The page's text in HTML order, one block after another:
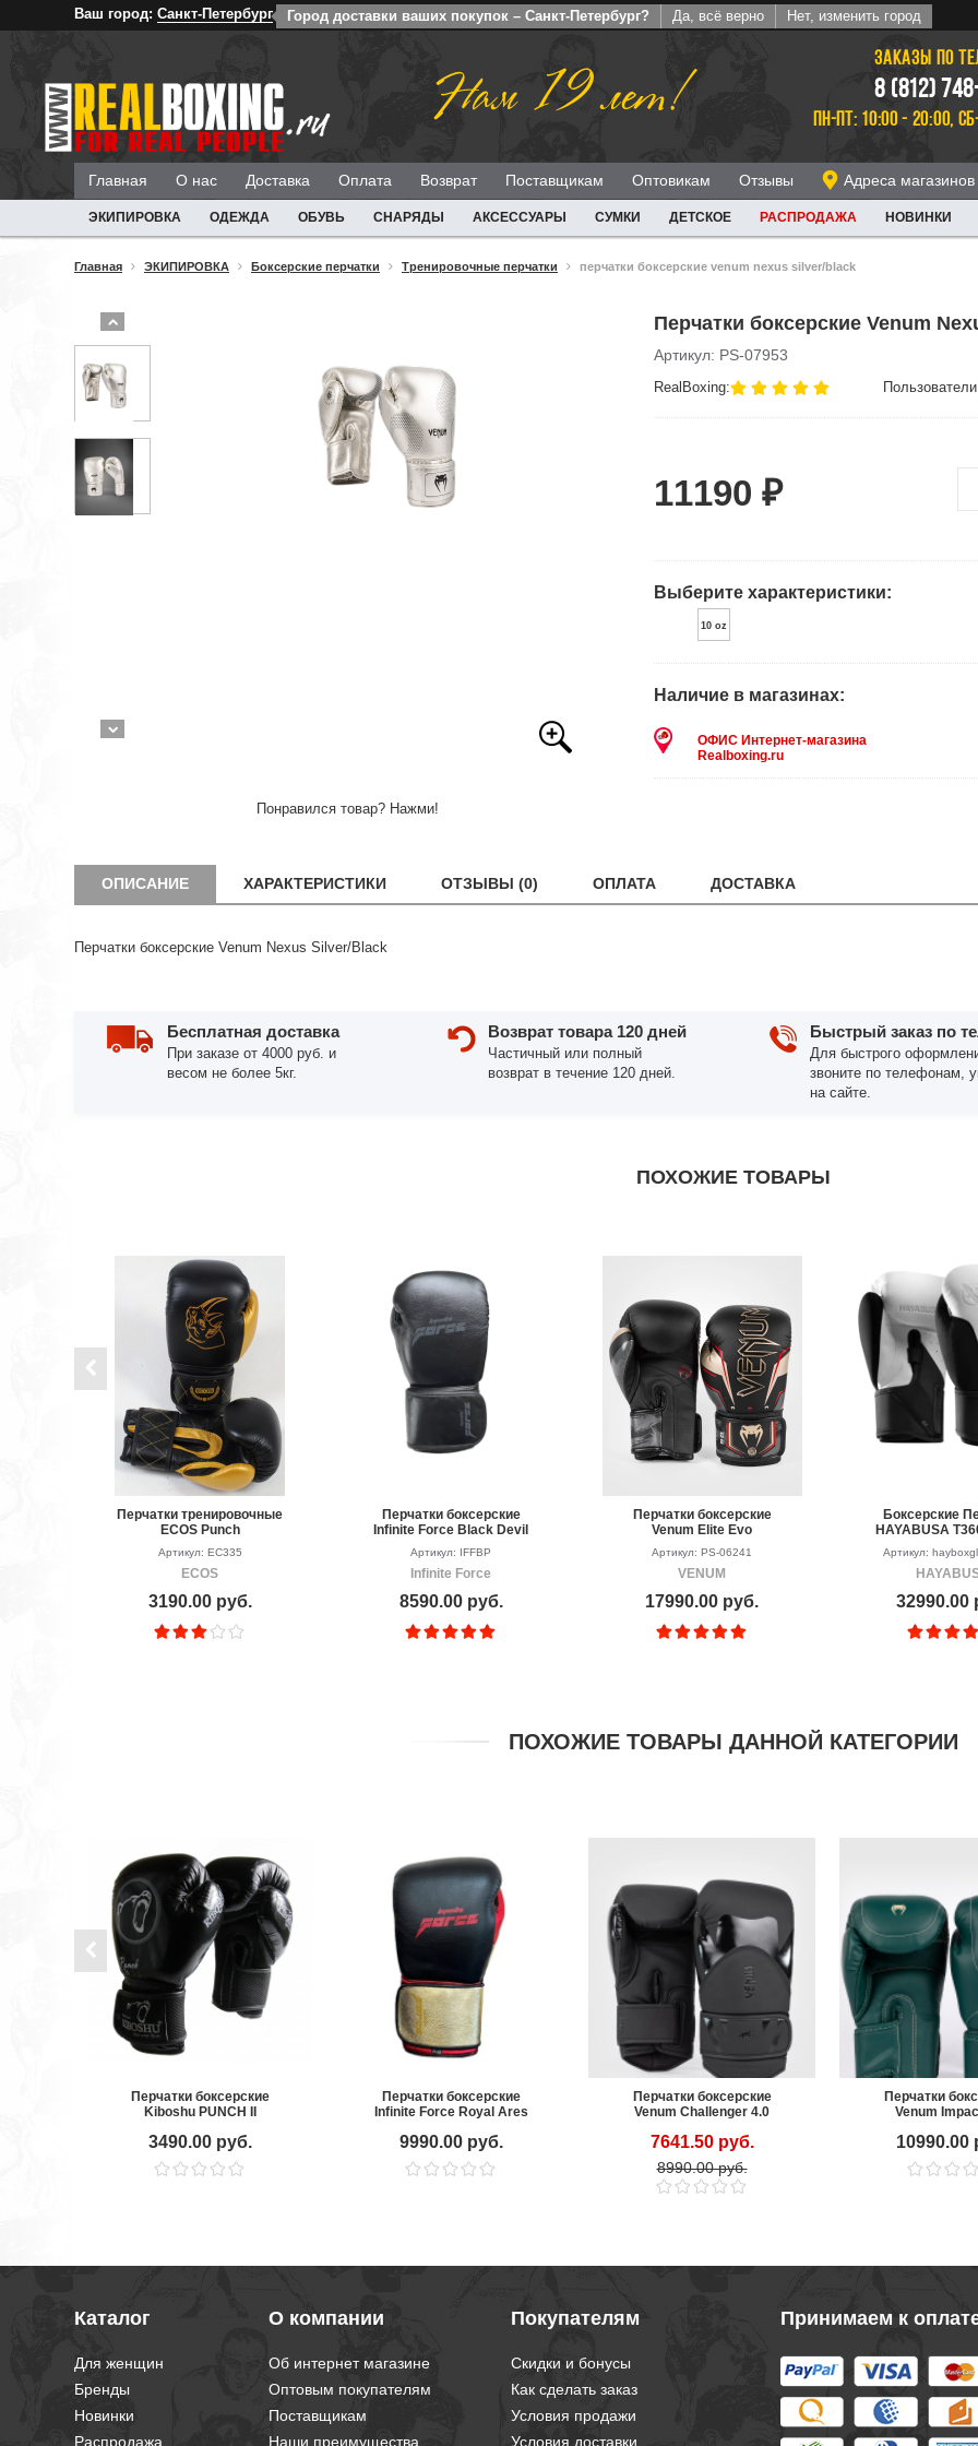
Ваш город: Санкт-Петербург Город доставки ваших покупок – Санкт-Петербург? Да, всё верно Нет, изменить город
Нам 19 лет! ЗАКАЗЫ ПО
8 (812)
ПН-ПТ: 10:00 - 20:00,
Главная О нас Доставка Оплата Возврат Поставщикам Оптовикам Отзывы Адреса магазинов
ЭКИПИРОВКА ОДЕЖДА ОБУВЬ СНАРЯДЫ АКСЕССУАРЫ СУМКИ ДЕТСКОЕ РАСПРОДАЖА НОВИНКИ
Главная ЭКИПИРОВКА Боксерские перчатки Тренировочные перчатки перчатки боксерские venum nexus silver/black
Понравился товар? Нажми!
Перчатки боксерские Venum
Артикул: PS-07953
RealBoxing:
11190 ₽
Выберите характеристики:
10 oz
Наличие в магазинах:
ОФИС Интернет-магазина
Realboxing.ru
ОПИСАНИЕ ХАРАКТЕРИСТИКИ ОТЗЫВЫ (0) ОПЛАТА ДОСТАВКА
Перчатки боксерские Venum Nexus Silver/Black
Бесплатная доставка
При заказе от 4000 руб. и
весом не более 5кг.
Возврат товара 120 дней
Частичный или полный
возврат в течение 120 дней.
Быстрый заказ по
Для быстрого
звоните по телефонам,
на сайте.
ПОХОЖИЕ ТОВАРЫ
Перчатки тренировочные
ECOS Punch
Артикул: EC335
ECOS
3190.00 руб.
Перчатки боксерские
Infinite Force Black Devil
Premium
Артикул: IFFBP
Infinite Force
8590.00 руб.
Перчатки боксерские
Venum Elite Evo
Black/Gold/Red
Артикул: PS-06241
VENUM
17990.00 руб.
Боксерские
HAYABUSA
Gloves
Артикул:
32990.00
ПОХОЖИЕ ТОВАРЫ ДАННОЙ КАТЕГОРИИ
Перчатки боксерские
Kiboshu PUNCH II
3490.00 руб.
Перчатки боксерские
Infinite Force Royal Ares
9990.00 руб.
Перчатки боксерские
Venum Challenger 4.0
7641.50 руб.
8990.00 руб.
Перчатки
Venum
10990.00
Каталог
Для женщин
Бренды
Новинки
Распродажа
О компании
Об интернет магазине
Оптовым покупателям
Поставщикам
Наши преимущества
Покупателям
Скидки и бонусы
Как сделать заказ
Условия продажи
Условия доставки
Принимаем к